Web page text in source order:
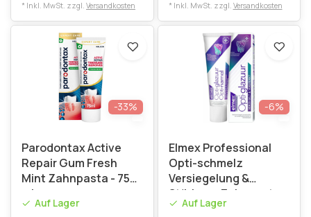
* Inkl. MwSt. zzgl. Versandkosten * Inkl. MwSt. zzgl. Versandkosten
-33%
Parodontax Active
Repair Gum Fresh
Mint Zahnpasta - 75
ml
Auf Lager
-6%
Elmex Professional
Opti-schmelz
Versiegelung &
Stärkung Zahnpasta
75mlAuf Lager